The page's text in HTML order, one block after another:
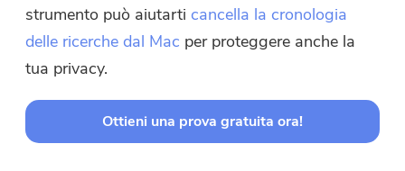
strumento può aiutarticancella la cronologia
delle ricerche dal Mac per proteggere anche la
tua privacy.
Ottieni una prova gratuita ora!